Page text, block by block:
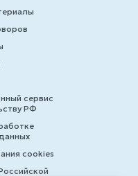
сервис
РФ
cookies